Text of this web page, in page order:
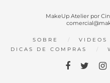
MakeUp Atelier por
SOBRE VIDEOS
DICAS DE COMPRAS